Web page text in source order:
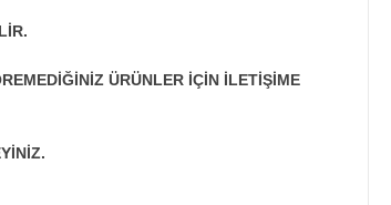
ÜRÜNLER İÇİN İLETİŞİME